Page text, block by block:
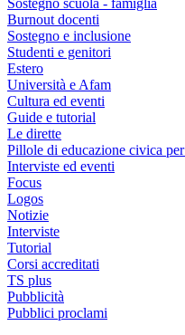
Sostegno scuola - famiglia
Burnout docenti
Sostegno e inclusione
Studenti e genitori
Estero
Università e Afam
Cultura ed eventi
Guide e tutorial
Le dirette
Pillole di educazione civica
Interviste ed eventi
Focus
Logos
Notizie
Interviste
Tutorial
Corsi accreditati
TS plus
Pubblicità
Pubblici proclami